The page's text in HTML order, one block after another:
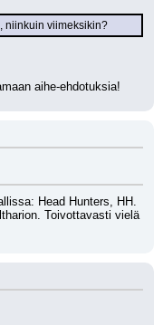
niinkuin viimeksikin?
aihe-ehdotuksia!
Head Hunters, HH.
Toivottavasti vielä